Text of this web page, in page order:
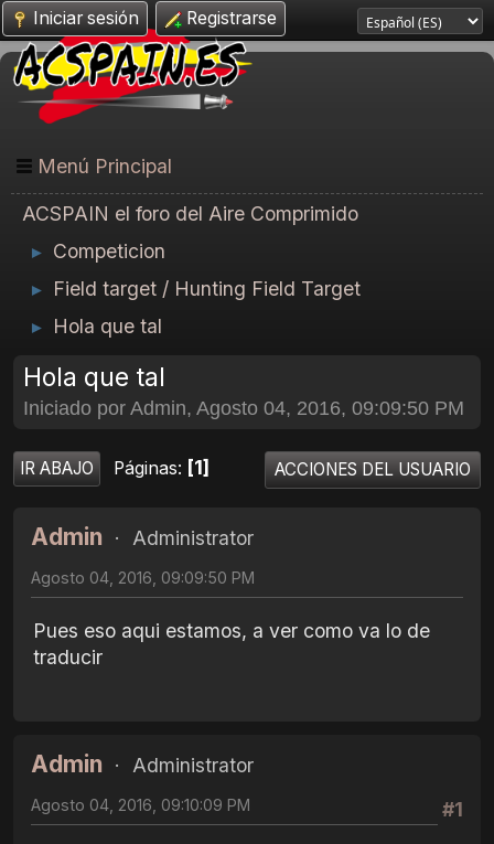
Iniciar sesión Registrarse
Menú Principal
ACSPAIN el foro del Aire Comprimido
► Competicion
► Field target / Hunting Field Target
► Hola que tal
Hola que tal
Iniciado por Admin, Agosto 04, 2016, 09:09:50 PM
IR ABAJO Páginas 1 ACCIONES DEL USUARIO
Admin Administrator
Agosto 04, 2016, 09:09:50 PM
Pues eso aqui estamos, a ver como va lo de
traducir
Admin
Administrator
#1
Agosto 04, 2016, 09:10:09 PM